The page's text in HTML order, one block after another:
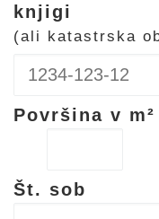
knjigi
(ali katastrska
Površina v m²
Št. sob